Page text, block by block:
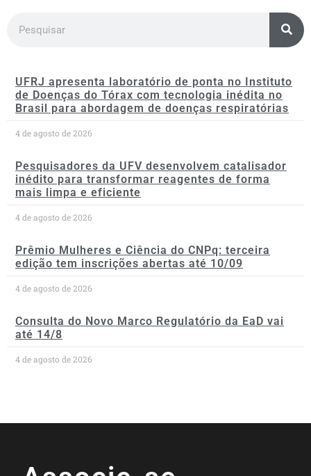
UFRJ apresenta laboratório de ponta no Instituto
de Doenças do Tórax com tecnologia inédita no
Brasil para abordagem de doenças respiratórias
4 de agosto de 2026
Pesquisadores da UFV desenvolvem catalisador
inédito para transformar reagentes de forma
mais limpa e eficiente
4 de agosto de 2026
Prêmio Mulheres e Ciência do CNPq: terceira
edição tem inscrições abertas até 10/09
4 de agosto de 2026
Consulta do Novo Marco Regulatório da EaD vai
até 14/8
4 de agosto de 2026